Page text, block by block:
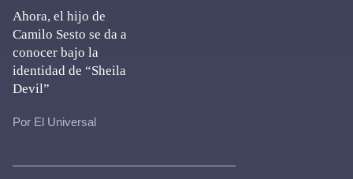
Ahora, el hijo de
Camilo Sesto se da a
conocer bajo la
identidad de “Sheila
Devil”
Por El Universal